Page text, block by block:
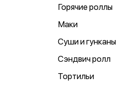
Горячие роллы
Маки
Суши и гунканы
Сэндвич ролл
Тортильи